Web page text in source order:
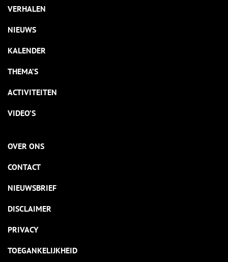
VERHALEN
NIEUWS
KALENDER
THEMA’S
ACTIVITEITEN
VIDEO’S
OVER ONS
CONTACT
NIEUWSBRIEF
DISCLAIMER
PRIVACY
TOEGANKELIJKHEID